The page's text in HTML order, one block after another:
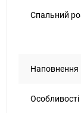
Спальний
Наповнення